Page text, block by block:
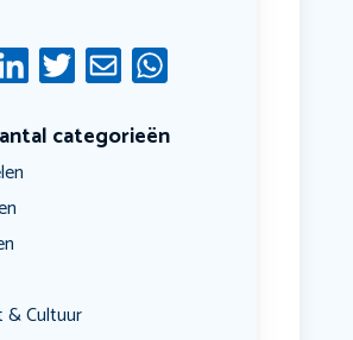
categorieën
& Cultuur